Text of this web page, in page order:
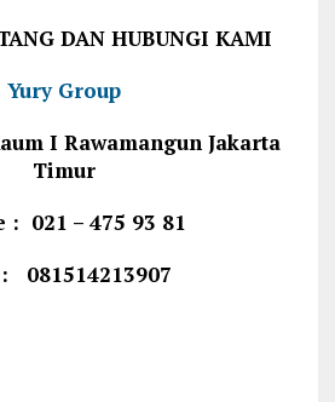
DAN HUBUNGI KAMI
Yury Group
I Rawamangun Jakarta
Timur
: 021 – 475 93 81
081514213907